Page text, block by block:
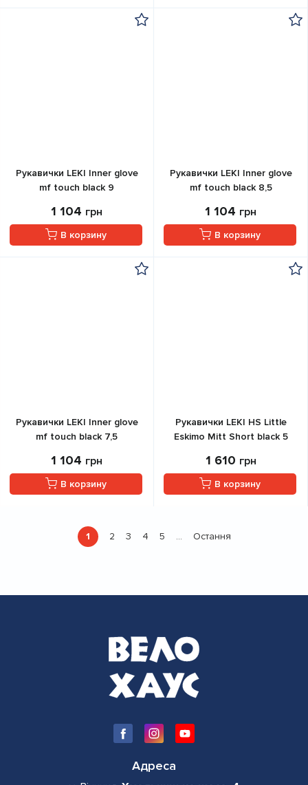
Рукавички LEKI Inner glove
mf touch black 9
1 104 грн
В корзину
Рукавички LEKI Inner glove
mf touch black 8,5
1 104 грн
В корзину
Рукавички LEKI Inner glove
mf touch black 7,5
1 104 грн
В корзину
Рукавички LEKI HS Little
Eskimo Mitt Short black 5
1 610 грн
В корзину
Розбивка
на
Поточна
сторінка
1 Страница
2 Страница
3 Страница
4 Страница
5 …
Остання
Остання
Адреса